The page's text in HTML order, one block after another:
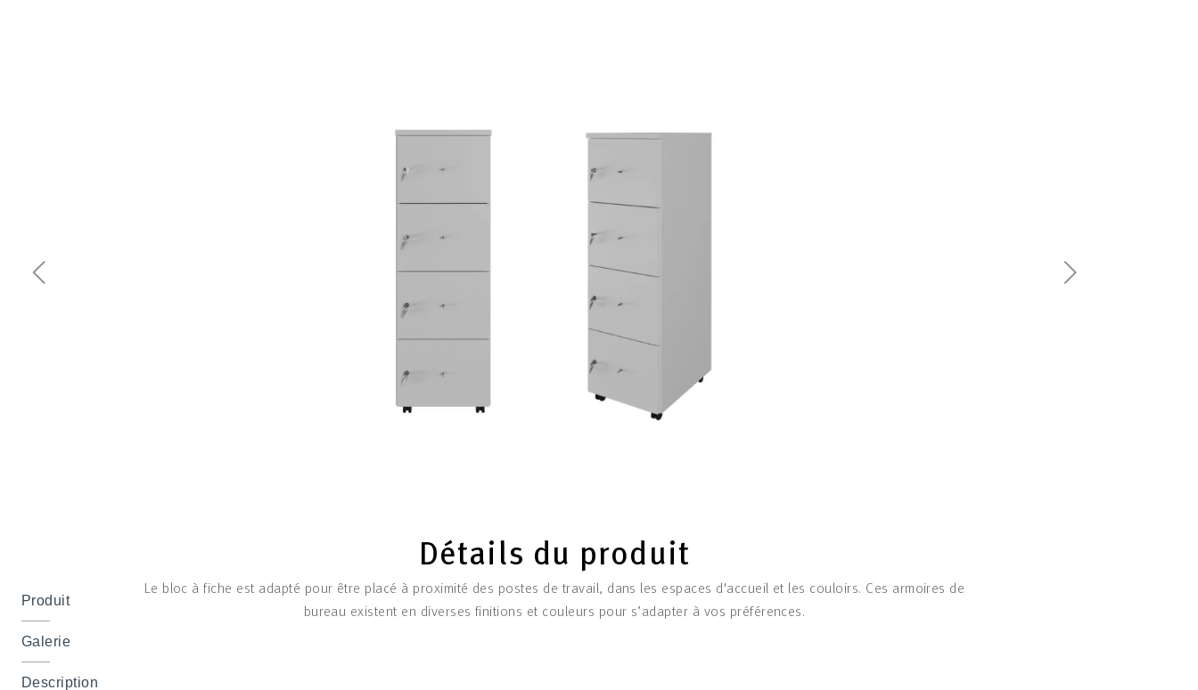
Produit
Galerie
Description
Détails du produit
Le bloc à fiche est adapté pour être placé à proximité des postes de travail, dans les espaces d'accueil et les couloirs. Ces armoires de
bureau existent en diverses finitions et couleurs pour s’adapter à vos préférences.